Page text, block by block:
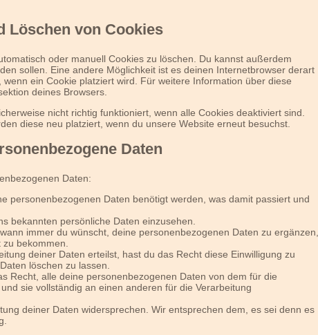
Löschen von Cookies
oder manuell Cookies zu löschen. Du kannst außerdem
sollen. Eine andere Möglichkeit ist es deinen Internetbrowser derart
ein Cookie platziert wird. Für weitere Information über diese
deines Browsers.
nicht richtig funktioniert, wenn alle Cookies deaktiviert sind.
diese neu platziert, wenn du unsere Website erneut besuchst.
Daten
Daten:
personenbezogenen Daten benötigt werden, was damit passiert und
bekannten persönliche Daten einzusehen.
immer du wünscht, deine personenbezogenen Daten zu ergänzen,
bekommen.
deiner Daten erteilst, hast du das Recht diese Einwilligung zu
löschen zu lassen.
Recht, alle deine personenbezogenen Daten von dem für die
sie vollständig an einen anderen für die Verarbeitung
deiner Daten widersprechen. Wir entsprechen dem, es sei denn es